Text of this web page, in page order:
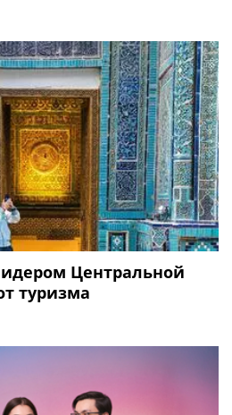
Центральной
туризма